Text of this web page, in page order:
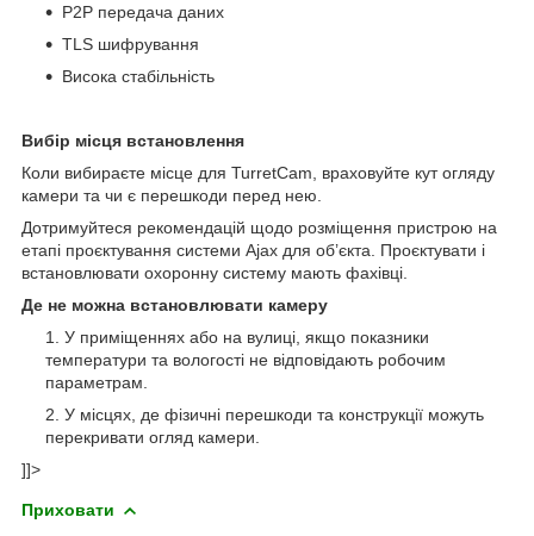
P2P передача даних
TLS шифрування
Висока стабільність
Вибір місця встановлення
Коли вибираєте місце для TurretCam, враховуйте кут огляду
камери та чи є перешкоди перед нею.
Дотримуйтеся рекомендацій щодо розміщення пристрою на
етапі проєктування системи Ajax для об’єкта. Проєктувати і
встановлювати охоронну систему мають фахівці.
Де не можна встановлювати камеру
У приміщеннях або на вулиці, якщо показники
температури та вологості не відповідають робочим
параметрам.
У місцях, де фізичні перешкоди та конструкції можуть
перекривати огляд камери.
]]>
Приховати